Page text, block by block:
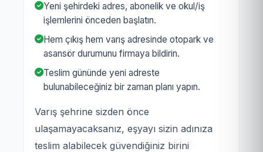
Yeni şehirdeki adres, abonelik ve okul/iş
işlemlerini önceden başlatın.
Hem çıkış hem varış adresinde otopark ve
asansör durumunu firmaya bildirin.
Teslim gününde yeni adreste
bulunabileceğiniz bir zaman planı yapın.
Varış şehrine sizden önce
ulaşamayacaksanız, eşyayı sizin adınıza
teslim alabilecek güvendiğiniz birini